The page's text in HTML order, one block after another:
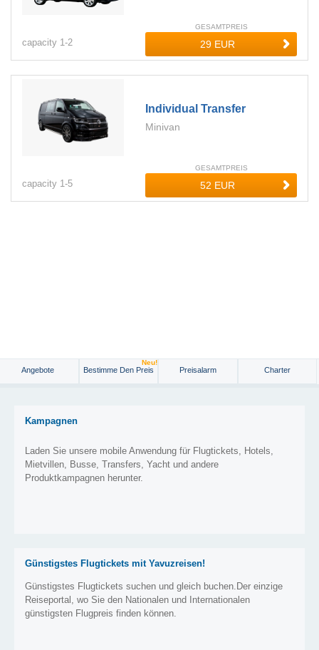
capacity 1-2
GESAMTPREIS
Individual Transfer
Minivan
capacity 1-5
GESAMTPREIS
Angebote Bestimme Den Preis
Neu!
Preisalarm Charter
Kampagnen
Laden Sie unsere mobile Anwendung für Flugtickets, Hotels,
Mietvillen, Busse, Transfers, Yacht und andere
Produktkampagnen herunter.
Günstigstes Flugtickets mit Yavuzreisen!
Günstigstes Flugtickets suchen und gleich buchen.Der einzige
Reiseportal, wo Sie den Nationalen und Internationalen
günstigsten Flugpreis finden können.